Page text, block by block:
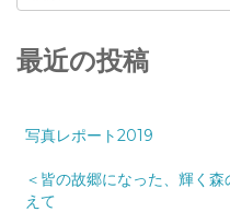
最近の投稿
写真レポート2019
＜皆の故郷になった、輝く
えて